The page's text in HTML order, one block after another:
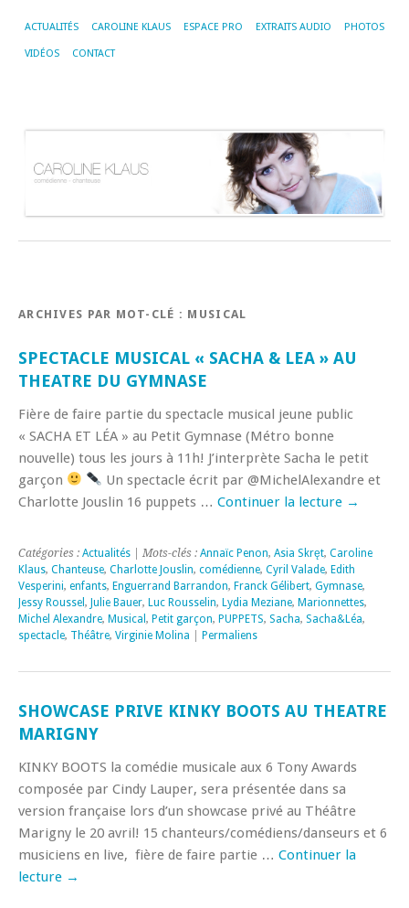
ACTUALITÉS CAROLINE KLAUS ESPACE PRO EXTRAITS AUDIO PHOTOS
VIDÉOS CONTACT
ARCHIVES PAR MOT-CLÉ : MUSICAL
SPECTACLE MUSICAL « SACHA & LEA » AU
THEATRE DU GYMNASE
Fière de faire partie du spectacle musical jeune public
« SACHA ET LÉA » au Petit Gymnase (Métro bonne
nouvelle) tous les jours à 11h! J’interprète Sacha le petit
garçon
Un spectacle écrit par @MichelAlexandre et
Charlotte Jouslin 16 puppets … Continuer la lecture →
Catégories : Actualités | Mots-clés : Annaïc Penon, Asia Skręt, Caroline
Klaus, Chanteuse, Charlotte Jouslin, comédienne, Cyril Valade, Edith
Vesperini, enfants, Enguerrand Barrandon, Franck Gélibert, Gymnase,
Jessy Roussel , Julie Bauer, Luc Rousselin, Lydia Meziane, Marionnettes,
Michel Alexandre, Musical , Petit garçon, PUPPETS, Sacha, Sacha&Léa,
spectacle, Théâtre, Virginie Molina Permaliens
SHOWCASE PRIVE KINKY BOOTS AU THEATRE
MARIGNY
KINKY BOOTS la comédie musicale aux 6 Tony Awards
composée par Cindy Lauper, sera présentée dans sa
version française lors d’un showcase privé au Théâtre
Marigny le 20 avril! 15 chanteurs/comédiens/danseurs et 6
musiciens en live, fière de faire partie … Continuer la
lecture →